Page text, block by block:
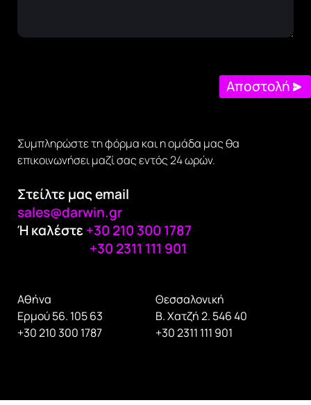
Συμπληρώστε τη φόρμα και η ομάδα μας θα
επικοινωνήσει μαζί σας εντός 24 ωρών.
Στείλτε μας email
sales@darwin.gr
Ή καλέστε+30 210 300 1787
+30 2311 111 901
Αθήνα
Ερμού 56. 105 63
+30 210 300 1787
Θεσσαλονική
Β. Χατζή 2. 546 40
+30 2311 111 901
Αποστολή